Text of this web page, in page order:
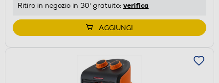
Ritiro in negozio in 30' gratuito: verifica
AGGIUNGI